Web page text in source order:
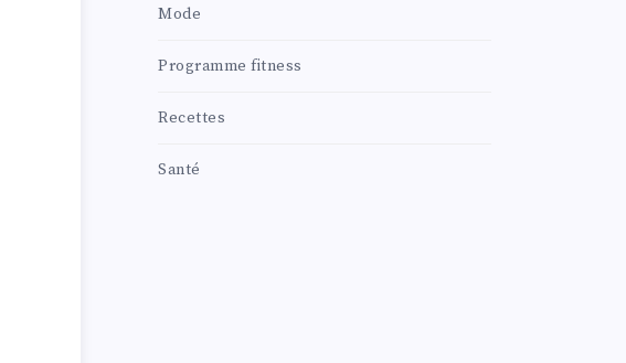
Mode
Programme fitness
Recettes
Santé